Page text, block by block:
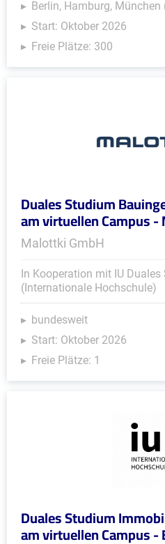
Berlin, Hamburg, München
Start: Oktober 2026
Freie Plätze: 300
Duales Studium
am virtuellen Campus
Malottki GmbH
In Kooperation mit IU Duales
(Internationale Hochschule)
bundesweit
Start: Oktober 2026
Freie Plätze: 1
Duales Studium
am virtuellen Campus -